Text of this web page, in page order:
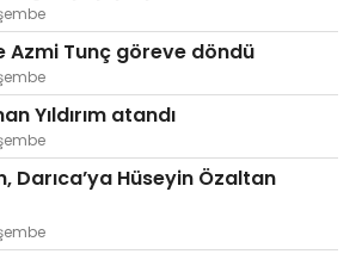
Azmi Tunç göreve döndü
Yıldırım atandı
Darıca’ya Hüseyin Özaltan